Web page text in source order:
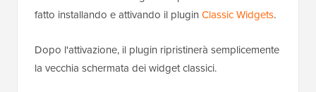
fatto installando e attivando il plugin Classic Widgets.
Dopo l'attivazione, il plugin ripristinerà semplicemente
la vecchia schermata dei widget classici.